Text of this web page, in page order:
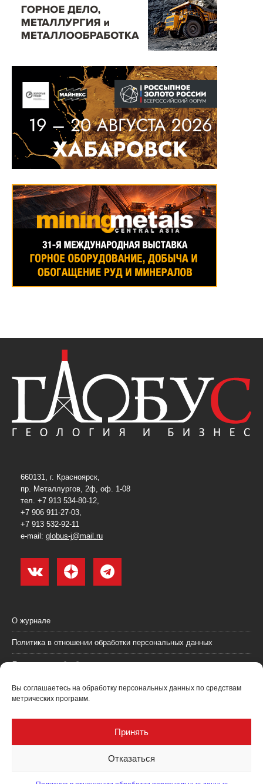
Вы соглашаетесь на обработку персональных данных по средствам
метрических программ.
Принять
Отказаться
660131, г. Красноярск,
пр. Металлургов, 2ф, оф. 1-08
тел. +7 913 534-80-12,
+7 906 911-27-03,
+7 913 532-92-11
e-mail: globus-j@mail.ru
О журнале
Политика в отношении обработки персональных данных
Согласие на обработку персональных данных
Пользовательское соглашение (оферта)